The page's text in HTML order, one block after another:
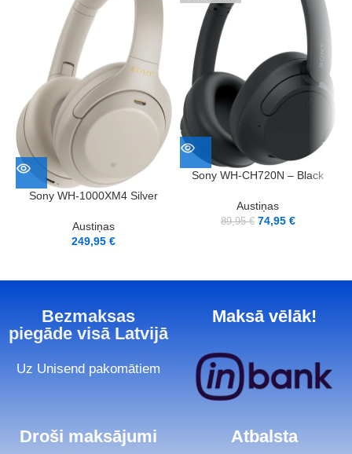
Sony WH-1000XM4 Silver
Austiņas
249,95€
Sony WH-CH720N – Black
Austiņas
89,95€ 74,95 €
Bezmaksas
piegāde visā Latvijā
Uz Unisend pakomātiem
Maksā vēlāk!
Droši maksājumi Atbalsta